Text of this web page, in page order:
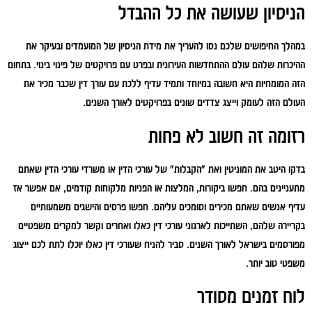
הניסיון שעושה את כל ההבדל
במהלך החיפושים שלכם נסו להעריך את מידת הניסיון של המועמדים ובעיקר את
ההיכרות שלהם עולם ההתחדשות העירונית ובפרט עם פרויקטים של פינוי בינוי. בתחום
הזה המומחיות היא חשובה במיוחד ותמיד עדיף ללכת עם עורך דין שכבר מכיר את
העולם הזה לעומק וייצג צדדים שונים בפרויקטים לאורך השנים.
רזומה זה חשוב לא פחות
בדקו היטב את המוניטין ואת ״הקבלות״ של עורכי הדין או משרדי עורכי הדין שאתם
מתעניינים בהם. חפשו ביקורות, המלצות או הפניות מלקוחות קודמים, אם אפשר אז
עדיף אנשים שאתם מכירים וסומכים עליהם. חפשו פרסים והישגים משמעותיים
בקריירה שלהם, השתייכות לארגוני עורכי דין כאלו ואחרים וקשר למקרים משפטיים
מפורסמים בישראל לאורך השנים. סביר להניח שעורכי דין כאלו יוכלו לתת לכם ייצוג
משפטי טוב יותר.
לוח זמנים מסודר